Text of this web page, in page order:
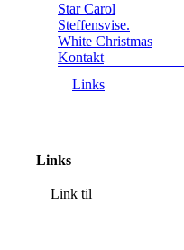
Star Carol
Steffensvise.
White Christmas
Kontakt
Links
Links
Link til